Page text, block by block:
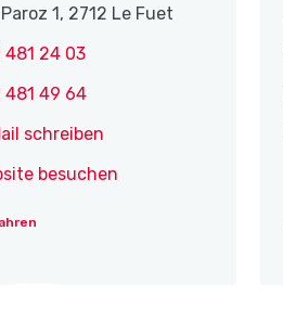
1, 2712 Le Fuet
481 24 03
481 49 64
schreiben
besuchen